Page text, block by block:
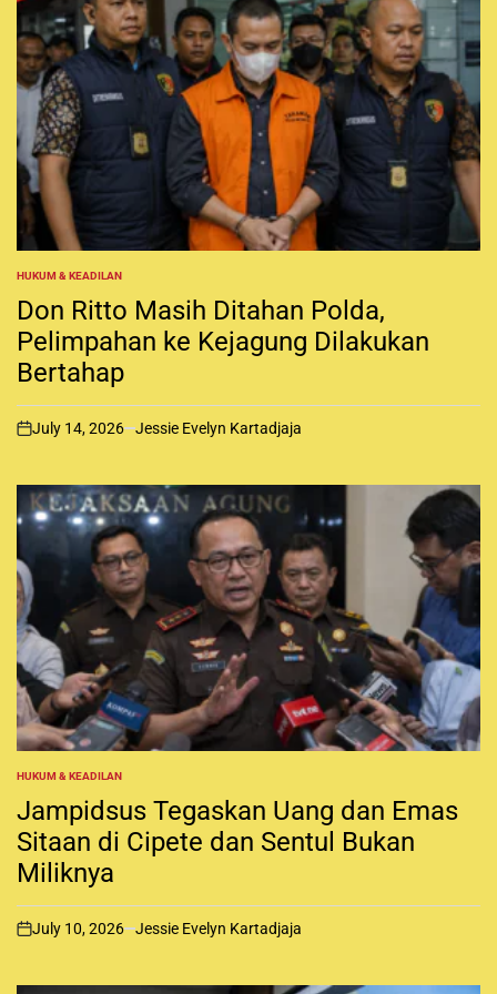
P
O
S
T
E
D
HUKUM & KEADILAN
Don Ritto Masih Ditahan Polda,
Pelimpahan ke Kejagung Dilakukan
Bertahap
o
July 14, 2026 Jessie Evelyn Kartadjaja
P
S
T
E
D
HUKUM & KEADILAN
Jampidsus Tegaskan Uang dan Emas
Sitaan di Cipete dan Sentul Bukan
Miliknya
o
July 10, 2026 Jessie Evelyn Kartadjaja